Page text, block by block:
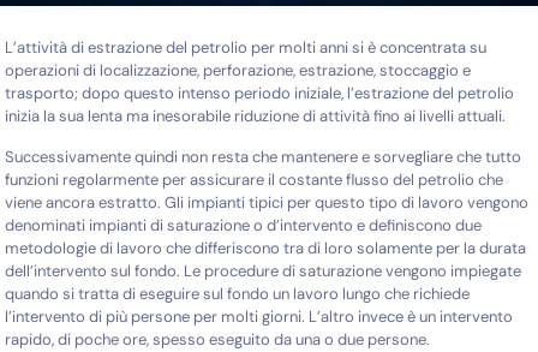
L’attività di estrazione del petrolio per molti anni si è concentrata su
operazioni di localizzazione, perforazione, estrazione, stoccaggio e
trasporto; dopo questo intenso periodo iniziale, l’estrazione del petrolio
inizia la sua lenta ma inesorabile riduzione di attività fino ai livelli attuali.
Successivamente quindi non resta che mantenere e sorvegliare che tutto
funzioni regolarmente per assicurare il costante flusso del petrolio che
viene ancora estratto. Gli impianti tipici per questo tipo di lavoro vengono
denominati impianti di saturazione o d’intervento e definiscono due
metodologie di lavoro che differiscono tra di loro solamente per la durata
dell’intervento sul fondo. Le procedure di saturazione vengono impiegate
quando si tratta di eseguire sul fondo un lavoro lungo che richiede
l’intervento di più persone per molti giorni. L’altro invece è un intervento
rapido, di poche ore, spesso eseguito da una o due persone.